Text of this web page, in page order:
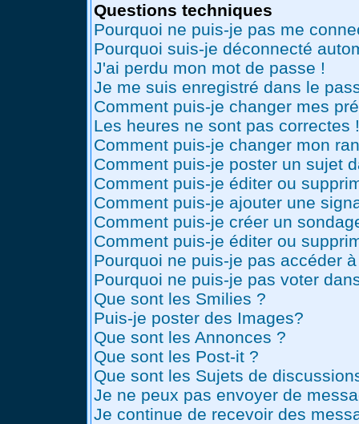
Questions techniques
Pourquoi ne puis-je pas me
Pourquoi suis-je déconnecté
J'ai perdu mon mot de passe !
Je me suis enregistré dans le
Comment puis-je changer mes
Les heures ne sont pas correctes !
Comment puis-je changer mon
Comment puis-je poster un sujet
Comment puis-je éditer ou
Comment puis-je ajouter une
Comment puis-je créer un
Comment puis-je éditer ou
Pourquoi ne puis-je pas accéder
Pourquoi ne puis-je pas voter
Que sont les Smilies ?
Puis-je poster des Images?
Que sont les Annonces ?
Que sont les Post-it ?
Que sont les Sujets de
Je ne peux pas envoyer de
Je continue de recevoir des